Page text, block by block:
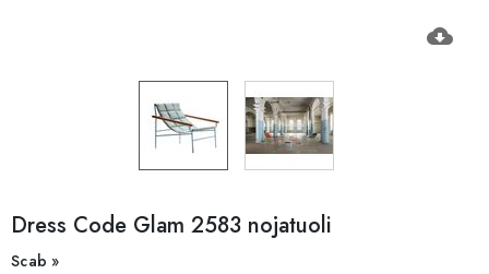
cloud_download
Dress Code Glam 2583 nojatuoli
Scab »